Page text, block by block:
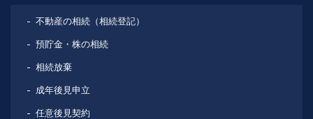
不動産の相続（相続登記）
預貯金・株の相続
相続放棄
成年後見申立
任意後見契約